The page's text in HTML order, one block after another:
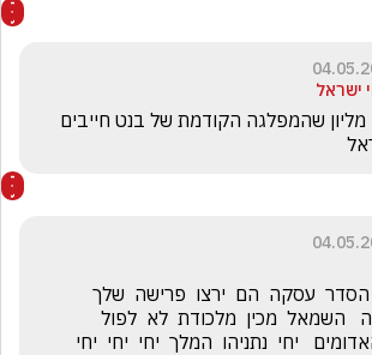
ישראל
יחי  נתניהו  המלך  יחי  יחי  יחי